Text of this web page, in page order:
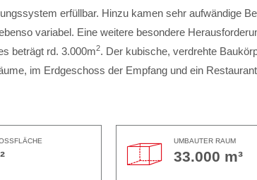
erfüllbar. Hinzu kamen sehr aufwändige
variabel. Eine weitere besondere
beträgt rd. 3.000m2. Der kubische, verdrehte
im Erdgeschoss der Empfang und ein
UMBAUTER RAUM
33.000 m³